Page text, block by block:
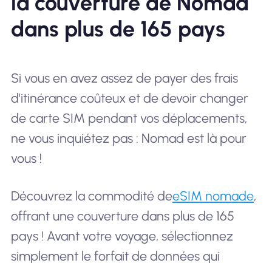
dans plus de 165 pays
Si vous en avez assez de payer des frais
d'itinérance coûteux et de devoir changer
de carte SIM pendant vos déplacements,
ne vous inquiétez pas : Nomad est là pour
vous !
Découvrez la commodité deeSIM nomade,
offrant une couverture dans plus de 165
pays ! Avant votre voyage, sélectionnez
simplement le forfait de données qui